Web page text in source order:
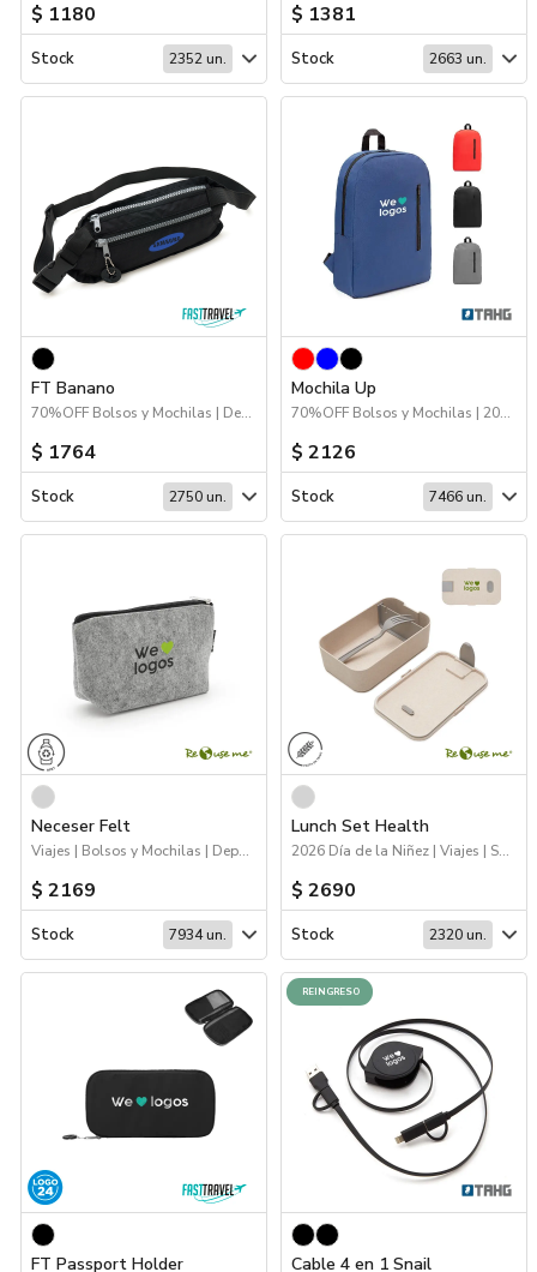
$ 1180
Stock 2352 un.
$ 1381
Stock 2663 un.
FT Banano
70%OFF Bolsos y Mochilas | Deporte | Bolsos y Mochilas | Viajes
$ 1764
Stock 2750 un.
Mochila Up
70%OFF Bolsos y Mochilas | 2026 Fiestas Patrias | Viajes | Bolsos y Mochilas
$ 2126
Stock 7466 un.
Neceser Felt
Viajes | Bolsos y Mochilas | Deporte | Sustentables
$ 2169
Stock 7934 un.
Lunch Set Health
2026 Día de la Niñez | Viajes | Sustentables | Hogar y Tiempo Libre
$ 2690
Stock 2320 un.
FT Passport Holder
REINGRESO
Cable 4 en 1 Snail